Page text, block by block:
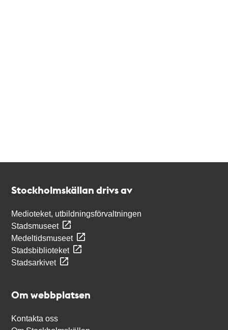
Stockholmskällan drivs av
Medioteket, utbildningsförvaltningen
Stadsmuseet
Medeltidsmuseet
Stadsbiblioteket
Stadsarkivet
Om webbplatsen
Kontakta oss